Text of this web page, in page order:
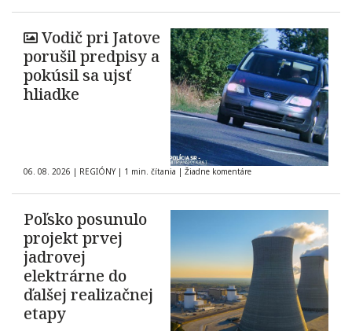
Vodič pri Jatove
porušil predpisy a
pokúsil sa ujsť
hliadke
06. 08. 2026 | REGIÓNY | 1 min. čítania | Žiadne komentáre
Poľsko posunulo
projekt prvej
jadrovej
elektrárne do
ďalšej realizačnej
etapy